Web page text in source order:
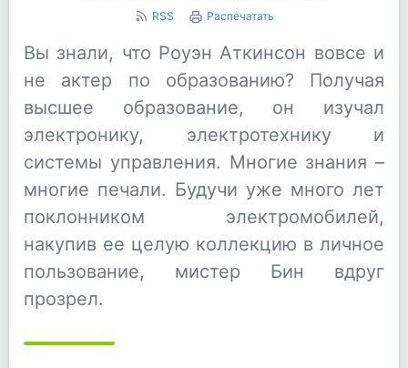
RSS
Распечатать
Вы знали, что Роуэн Аткинсон вовсе и
не актер по образованию? Получая
высшее образование, он изучал
электронику, электротехнику и
системы управления. Многие знания –
многие печали. Будучи уже много лет
поклонником электромобилей,
накупив ее целую коллекцию в личное
пользование, мистер Бин вдруг
прозрел.